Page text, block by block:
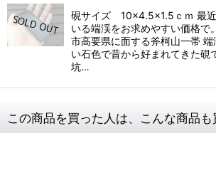
硯サイズ 10×4.5×1.5ｃｍ 最
いる端渓をお求めやすい価格で
市高要県に面する斧柯山一帯 端
い石色で昔から好まれてきた硯
坑…
この商品を買った人は、こんな商品